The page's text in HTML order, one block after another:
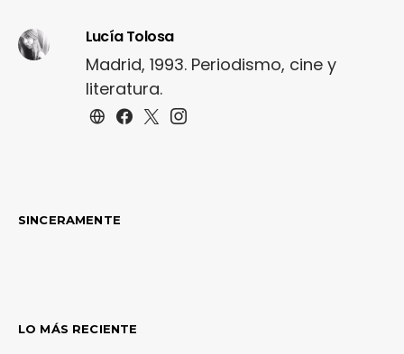
Lucía Tolosa
Madrid, 1993. Periodismo, cine y
literatura.
SINCERAMENTE
LO MÁS RECIENTE